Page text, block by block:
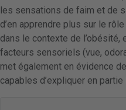
les sensations de faim et de
d’en apprendre plus sur le
dans le contexte de l’obésité,
facteurs sensoriels (vue,
met également en évidence
capables d’expliquer en